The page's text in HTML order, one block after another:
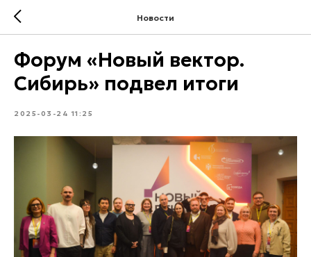
Новости
Форум «Новый вектор.
Сибирь» подвел итоги
2025-03-24 11:25